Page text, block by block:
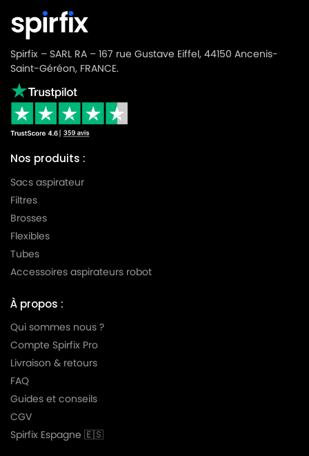
HOOVER
HOOVER
Spirfix – SARL RA – 167 rue Gustave Eiffel, 44150 Ancenis-
Saint-Géréon, FRANCE.
Nos produits :
Sacs aspirateur
Filtres
Brosses
Flexibles
Tubes
Accessoires aspirateurs robot
À propos :
Qui sommes nous ?
Compte Spirfix Pro
Livraison & retours
FAQ
Guides et conseils
CGV
Spirfix Espagne 🇪🇸